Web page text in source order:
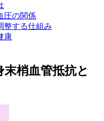
圧の関係
整する仕組み
康
梢血管抵抗と